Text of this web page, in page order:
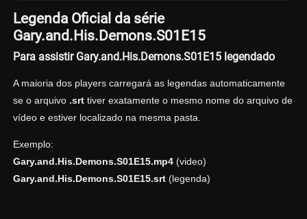
Legenda Oficial da série
Gary.and.His.Demons.S01E15
Para assistir Gary.and.His.Demons.S01E15 legendado
A maioria dos players carregará as legendas automaticamente
se o arquivo .srttiver exatamente o mesmo nome do arquivo de
vídeo e estiver localizado na mesma pasta.
Exemplo:
Gary.and.His.Demons.S01E15.mp4(video)
Gary.and.His.Demons.S01E15.srt(legenda)